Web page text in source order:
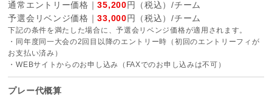
通常エントリー価格｜35,200円（税込）/チーム
予選会リベンジ価格｜33,000円（税込）/チーム
下記の条件を満たした場合に、予選会リベンジ価格が適用されます。
・同年度同一大会の2回目以降のエントリー時（初回のエントリーフィが
お支払い済み）
・WEBサイトからのお申し込み（FAXでのお申し込みは不可）
プレー代概算